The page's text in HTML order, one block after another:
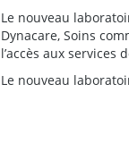
Le nouveau
Dynacare, Soins
l’accès aux
Le nouveau